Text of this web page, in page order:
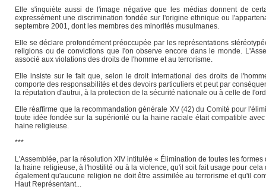
Elle s'inquiète aussi de l'image négative que les médias donnent de
expressément une discrimination fondée sur l'origine ethnique ou
septembre 2001, dont les membres des minorités musulmanes.
Elle se déclare profondément préoccupée par les représentations
religions ou de convictions que l'on observe encore dans le monde.
associé aux violations des droits de l'homme et au terrorisme.
Elle insiste sur le fait que, selon le droit international des droits de
comporte des responsabilités et des devoirs particuliers et peut par
la réputation d'autrui, à la protection de la sécurité nationale ou à celle de
Elle réaffirme que la recommandation générale XV (42) du Comité pour
toute idée fondée sur la supériorité ou la haine raciale était compatible
haine religieuse.
***
L'Assemblée, par la résolution XIV intitulée « Élimination de toutes les
la haine religieuse, à l'hostilité ou à la violence, qu'il soit fait usage pour
également qu'aucune religion ne doit être assimilée au terrorisme et qu'il
Haut Représentant...